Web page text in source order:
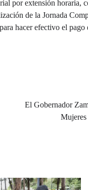
por extensión horaria,
de la Jornada
hacer efectivo el
El Gobernador
Mujeres